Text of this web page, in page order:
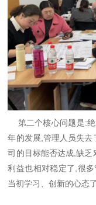
第二个核心问题是:绝
年的发展,管理人员失
司的目标能否达成,缺乏
利益也相对稳定了,很
当初学习、创新的心态